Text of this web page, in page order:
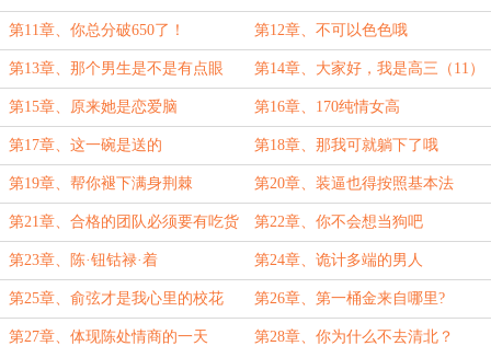
第11章、你总分破650了！ 第12章、不可以色色哦
第13章、那个男生是不是有点眼
熟？
第14章、大家好，我是高三（11）
班的陈着
第15章、原来她是恋爱脑 第16章、170纯情女高
第17章、这一碗是送的 第18章、那我可就躺下了哦
第19章、帮你褪下满身荆棘 第20章、装逼也得按照基本法
第21章、合格的团队必须要有吃货 第22章、你不会想当狗吧
第23章、陈·钮钴禄·着 第24章、诡计多端的男人
第25章、俞弦才是我心里的校花 第26章、第一桶金来自哪里?
第27章、体现陈处情商的一天 第28章、你为什么不去清北？